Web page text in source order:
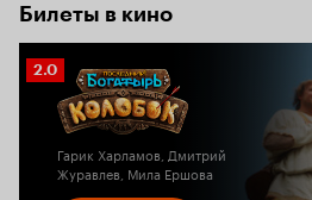
Билеты в кино
Рейтинг
Кинопоиска
2.0
Гарик Харламов, Дмитрий
Журавлев, Мила Ершова